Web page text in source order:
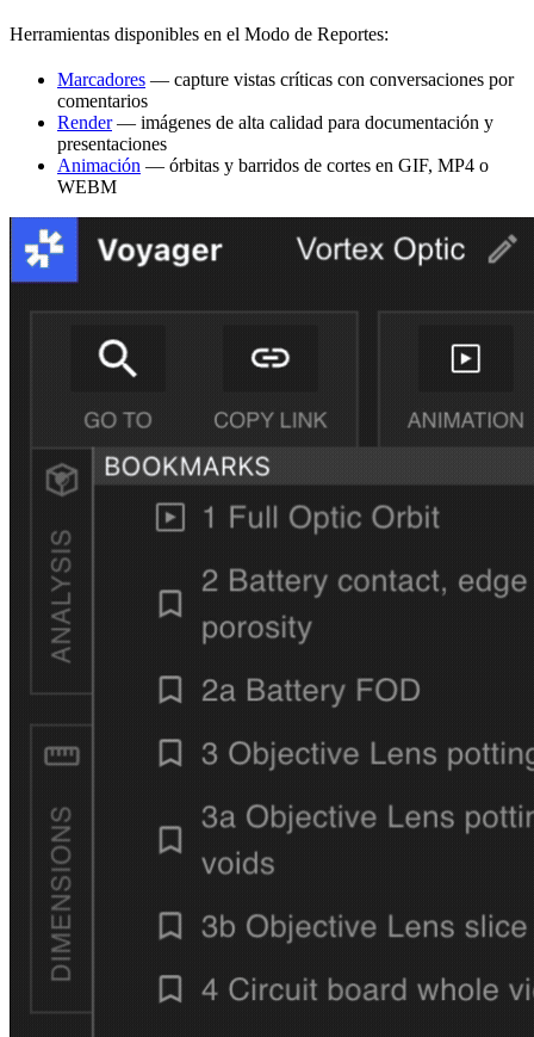
Herramientas disponibles en el Modo de Reportes:
Marcadores — capture vistas críticas con conversaciones por
comentarios
Render— imágenes de alta calidad para documentación y
presentaciones
Animación — órbitas y barridos de cortes en GIF, MP4 o
WEBM